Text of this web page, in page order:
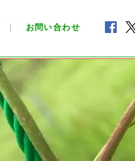
お問い合わせ